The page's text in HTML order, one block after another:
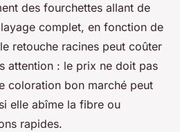
des fourchettes allant de
complet, en fonction de
retouche racines peut coûter
attention : le prix ne doit pas
coloration bon marché peut
elle abîme la fibre ou
rapides.